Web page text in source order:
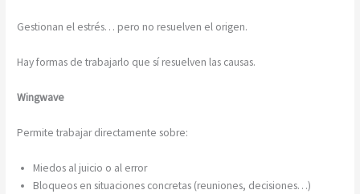
Gestionan el estrés… pero no resuelven el origen.
Hay formas de trabajarlo que sí resuelven las causas.
Wingwave
Permite trabajar directamente sobre:
Miedos al juicio o al error
Bloqueos en situaciones concretas (reuniones, decisiones…)